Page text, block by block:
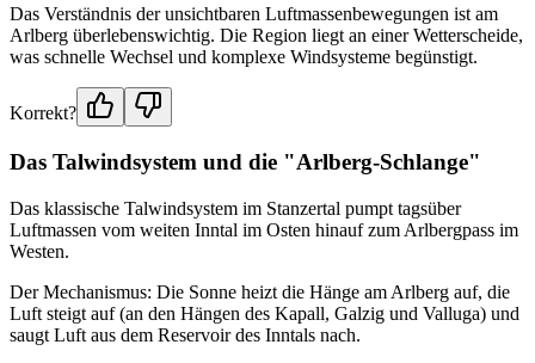
Das Verständnis der unsichtbaren Luftmassenbewegungen ist am
Arlberg überlebenswichtig. Die Region liegt an einer Wetterscheide,
was schnelle Wechsel und komplexe Windsysteme begünstigt.
Korrekt?
Das Talwindsystem und die "Arlberg-Schlange"
Das klassische Talwindsystem im Stanzertal pumpt tagsüber
Luftmassen vom weiten Inntal im Osten hinauf zum Arlbergpass im
Westen.
Der Mechanismus: Die Sonne heizt die Hänge am Arlberg auf, die
Luft steigt auf (an den Hängen des Kapall, Galzig und Valluga) und
saugt Luft aus dem Reservoir des Inntals nach.